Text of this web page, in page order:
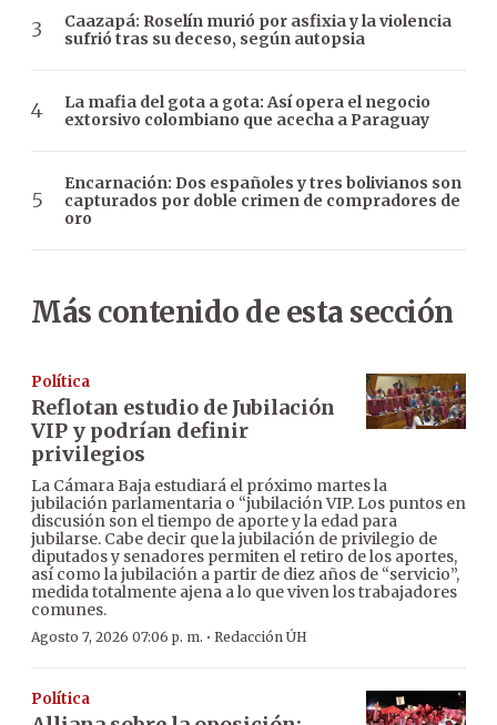
Caazapá: Roselín murió por asfixia y la violencia
sufrió tras su deceso, según autopsia
La mafia del gota a gota: Así opera el negocio
extorsivo colombiano que acecha a Paraguay
Encarnación: Dos españoles y tres bolivianos son
capturados por doble crimen de compradores de
oro
Más contenido de esta sección
Política
Reflotan estudio de Jubilación
VIP y podrían definir
privilegios
La Cámara Baja estudiará el próximo martes la
jubilación parlamentaria o “jubilación VIP. Los puntos en
discusión son el tiempo de aporte y la edad para
jubilarse. Cabe decir que la jubilación de privilegio de
diputados y senadores permiten el retiro de los aportes,
así como la jubilación a partir de diez años de “servicio”,
medida totalmente ajena a lo que viven los trabajadores
comunes.
Agosto 7, 2026 07:06 p. m. · Redacción ÚH
Política